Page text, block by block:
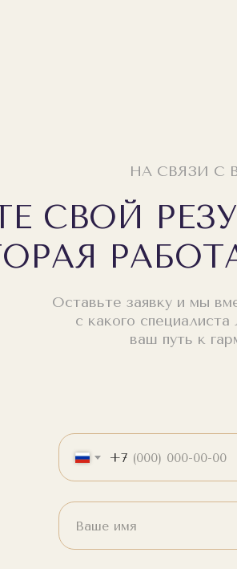
НА СВЯЗИ С
СВОЙ
Оставьте заявку и мы
с какого специалиста
ваш путь к
+7